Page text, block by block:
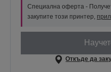
Специална оферта -
закупите този принтер,
Откъде да